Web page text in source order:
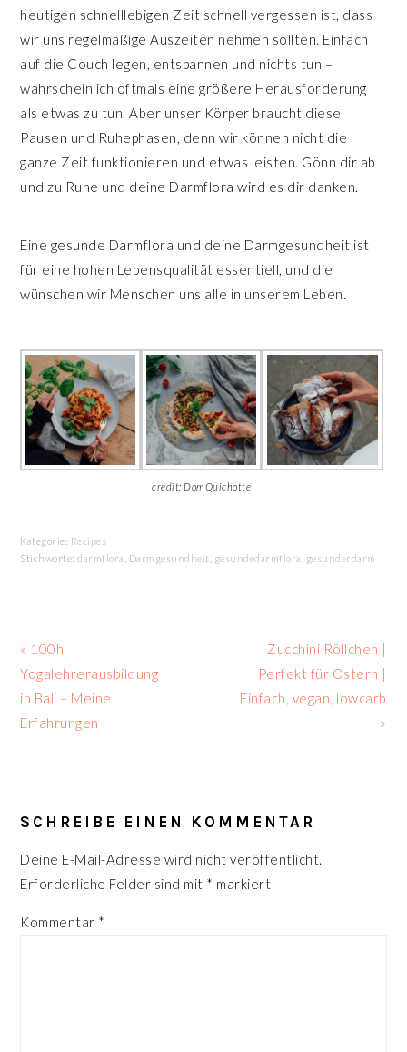
heutigen schnelllebigen Zeit schnell vergessen ist, dass
wir uns regelmäßige Auszeiten nehmen sollten. Einfach
auf die Couch legen, entspannen und nichts tun –
wahrscheinlich oftmals eine größere Herausforderung
als etwas zu tun. Aber unser Körper braucht diese
Pausen und Ruhephasen, denn wir können nicht die
ganze Zeit funktionieren und etwas leisten. Gönn dir ab
und zu Ruhe und deine Darmflora wird es dir danken.
Eine gesunde Darmflora und deine Darmgesundheit ist
für eine hohen Lebensqualität essentiell, und die
wünschen wir Menschen uns alle in unserem Leben.
credit: DomQuichotte
Kategorie: Recipes
Stichworte:darmflora Darmgesundheit gesundedarmflora gesunderdarm
Vorheriger
Beitrag:
« 100h
Yogalehrerausbildung
in Bali – Meine
Erfahrungen
Nächster
Beitrag:
Zucchini Röllchen |
Perfekt für Ostern |
Einfach, vegan, lowcarb
»
INTERAKTIONEN
SCHREIBE EINEN KOMMENTAR
Deine E-Mail-Adresse wird nicht veröffentlicht.
Erforderliche Felder sind mit * markiert
Kommentar *